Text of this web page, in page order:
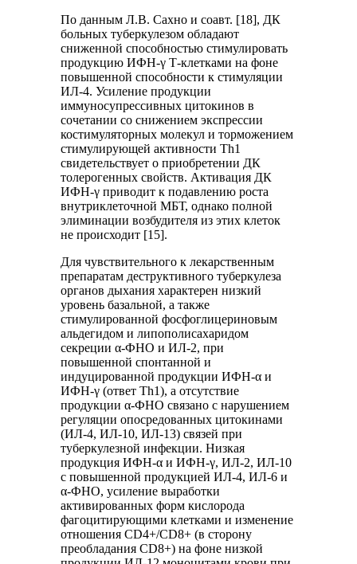
По данным Л.В. Сахно и соавт. [18], ДК
больных туберкулезом обладают
сниженной способностью стимулировать
продукцию ИФН-γ Т-клетками на фоне
повышенной способности к стимуляции
ИЛ-4. Усиление продукции
иммуносупрессивных цитокинов в
сочетании со снижением экспрессии
костимуляторных молекул и торможением
стимулирующей активности Th1
свидетельствует о приобретении ДК
толерогенных свойств. Активация ДК
ИФН-γ приводит к подавлению роста
внутриклеточной МБТ, однако полной
элиминации возбудителя из этих клеток
не происходит [15].
Для чувствительного к лекарственным
препаратам деструктивного туберкулеза
органов дыхания характерен низкий
уровень базальной, а также
стимулированной фосфоглицериновым
альдегидом и липополисахаридом
секреции α-ФНО и ИЛ-2, при
повышенной спонтанной и
индуцированной продукции ИФН-α и
ИФН-γ (ответ Th1), а отсутствие
продукции α-ФНО связано с нарушением
регуляции опосредованных цитокинами
(ИЛ-4, ИЛ-10, ИЛ-13) связей при
туберкулезной инфекции. Низкая
продукция ИФН-α и ИФН-γ, ИЛ-2, ИЛ-10
с повышенной продукцией ИЛ-4, ИЛ-6 и
α-ФНО, усиление выработки
активированных форм кислорода
фагоцитирующими клетками и изменение
отношения CD4+/CD8+ (в сторону
преобладания CD8+) на фоне низкой